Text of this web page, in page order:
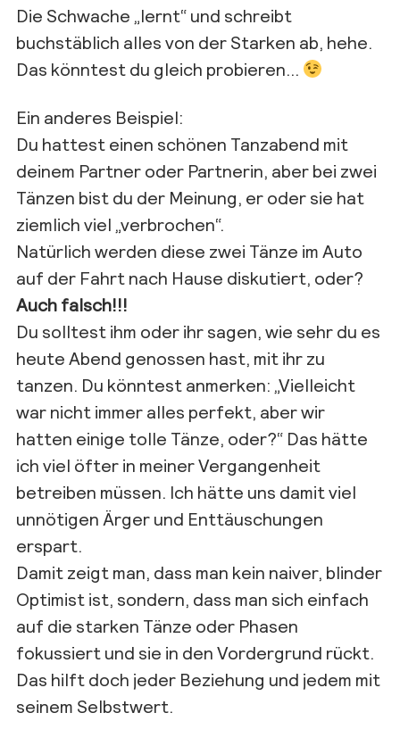
Die Schwache „lernt“ und schreibt
buchstäblich alles von der Starken ab, hehe.
Das könntest du gleich probieren…
Ein anderes Beispiel:
Du hattest einen schönen Tanzabend mit
deinem Partner oder Partnerin, aber bei zwei
Tänzen bist du der Meinung, er oder sie hat
ziemlich viel „verbrochen“.
Natürlich werden diese zwei Tänze im Auto
auf der Fahrt nach Hause diskutiert, oder?
Auch falsch!!!
Du solltest ihm oder ihr sagen, wie sehr du es
heute Abend genossen hast, mit ihr zu
tanzen. Du könntest anmerken: „Vielleicht
war nicht immer alles perfekt, aber wir
hatten einige tolle Tänze, oder?“ Das hätte
ich viel öfter in meiner Vergangenheit
betreiben müssen. Ich hätte uns damit viel
unnötigen Ärger und Enttäuschungen
erspart.
Damit zeigt man, dass man kein naiver, blinder
Optimist ist, sondern, dass man sich einfach
auf die starken Tänze oder Phasen
fokussiert und sie in den Vordergrund rückt.
Das hilft doch jeder Beziehung und jedem mit
seinem Selbstwert.